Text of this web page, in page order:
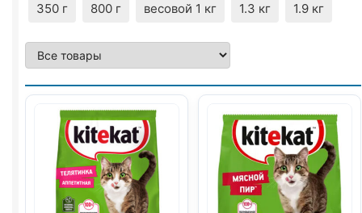
350 г 800 г весовой 1 кг 1.3 кг 1.9 кг